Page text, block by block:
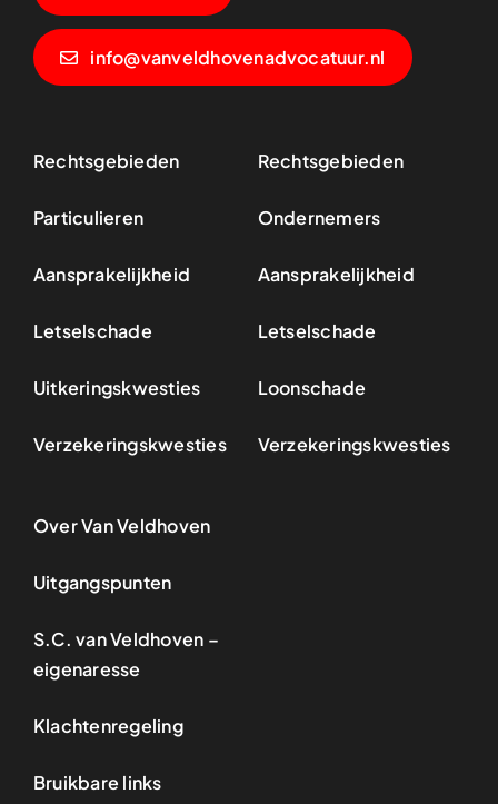
info@vanveldhovenadvocatuur.nl
Rechtsgebieden
Particulieren
Aansprakelijkheid
Letselschade
Uitkeringskwesties
Verzekeringskwesties
Rechtsgebieden
Ondernemers
Aansprakelijkheid
Letselschade
Loonschade
Verzekeringskwesties
Over Van Veldhoven
Uitgangspunten
S.C. van Veldhoven –
eigenaresse
Klachtenregeling
Bruikbare links